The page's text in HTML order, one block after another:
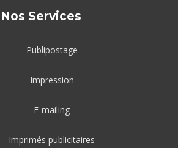
Nos Services
Publipostage
Impression
E-mailing
Imprimés publicitaires